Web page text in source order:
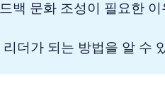
백 문화 조성이 필요한 이
더가 되는 방법을 알 수